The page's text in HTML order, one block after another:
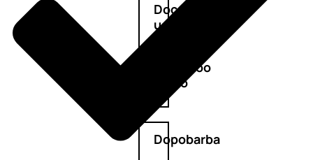
Docciaschiuma
uomo
Shampoo
uomo
Dopobarba